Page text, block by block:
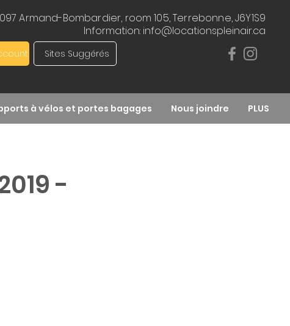
Armand-Bombardier, room 105, Terrebonne, J6Y1S9
Information: info@locationspleinair.ca
Sites Suggérés
à vélos et portes bagages Nous joindre PLUS
-